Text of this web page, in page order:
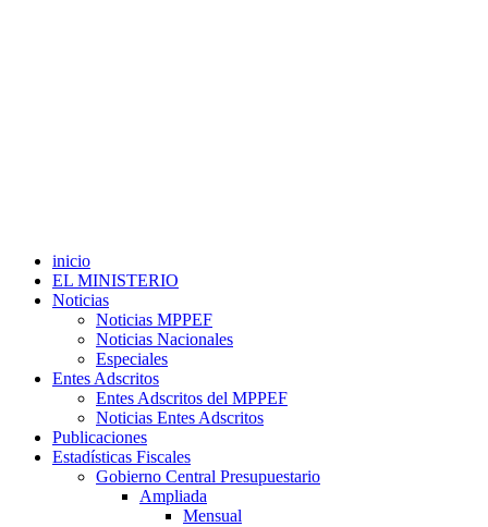
inicio
EL MINISTERIO
Noticias
Noticias MPPEF
Noticias Nacionales
Especiales
Entes Adscritos
Entes Adscritos del MPPEF
Noticias Entes Adscritos
Publicaciones
Estadísticas Fiscales
Gobierno Central Presupuestario
Ampliada
Mensual